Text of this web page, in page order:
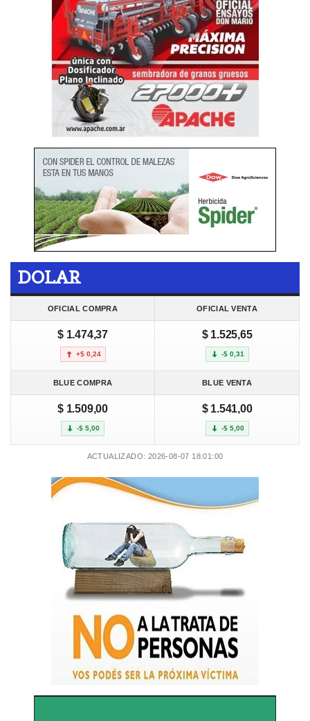
DOLAR
OFICIAL COMPRA OFICIAL VENTA
$ 1.474,37
+$ 0,24
$ 1.525,65
-$ 0,31
BLUE COMPRA BLUE VENTA
$ 1.509,00
-$ 5,00
$ 1.541,00
-$ 5,00
ACTUALIZADO: 2026-08-07 18:01:00